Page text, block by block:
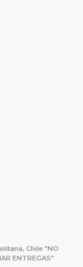
Chile "NO
ENTREGAS"